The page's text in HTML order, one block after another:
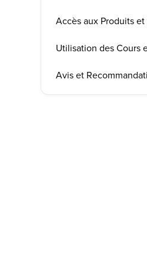
Accès aux Produits et
Utilisation des Cours
Avis et